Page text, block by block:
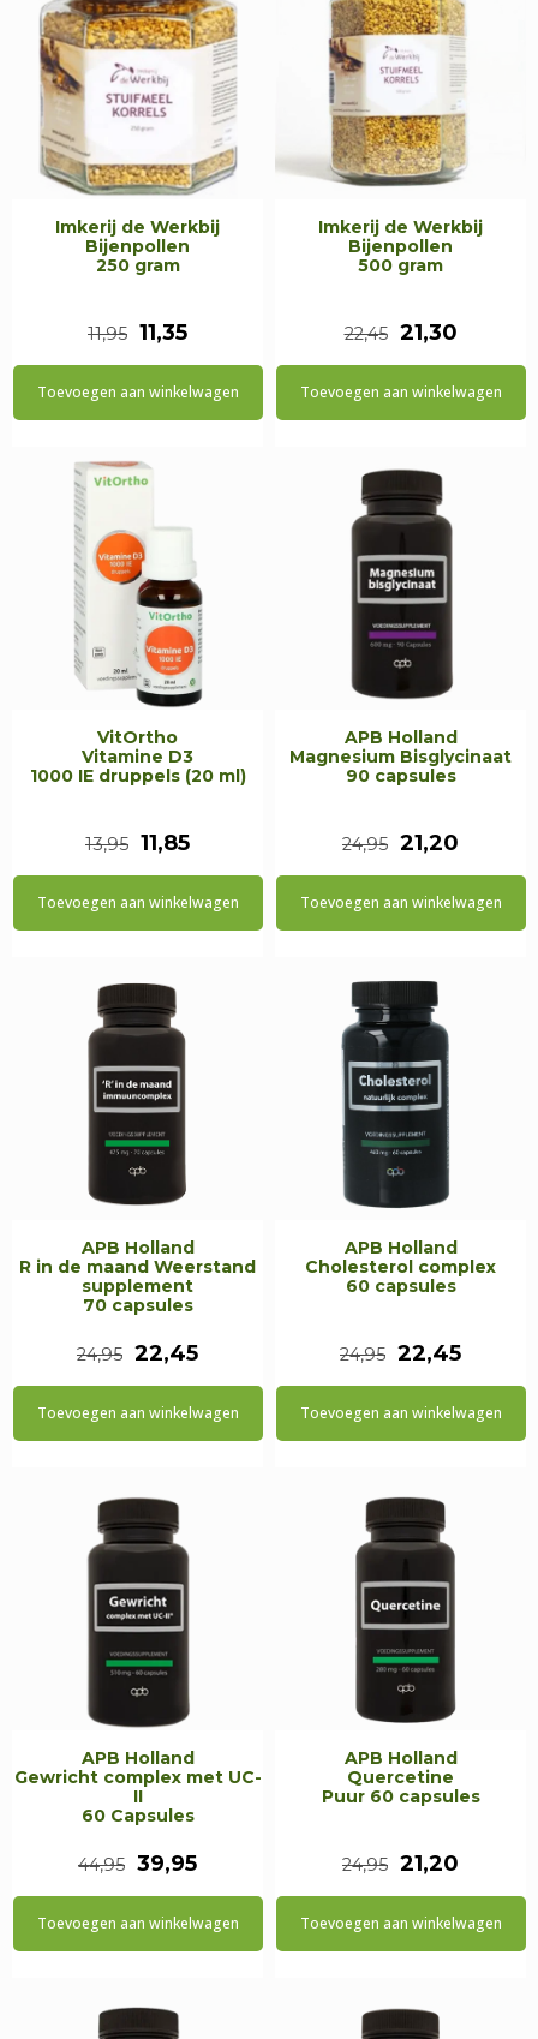
Imkerij de Werkbij
Bijenpollen
250 gram
11,95 Oorspronkelijke
prijs
11,35Huidige
prijs
Toevoegen aan winkelwagen
Imkerij de Werkbij
Bijenpollen
500 gram
22,45
prijs
21,30
prijs
Toevoegen aan winkelwagen
VitOrtho
Vitamine D3
1000 IE druppels (20 ml)
13,95 Oorspronkelijke
prijs
11,85Huidige
prijs
Toevoegen aan winkelwagen
APB Holland
Magnesium Bisglycinaat
90 capsules
24,95
prijs
21,20
prijs
is:
Toevoegen aan winkelwagen
APB Holland
R in de maand Weerstand
supplement
70 capsules
24,95 Oorspronkelijke
prijs
22,45Huidige
prijs
is:
Toevoegen aan winkelwagen
APB Holland
Cholesterol complex
60 capsules
24,95
prijs
22,45
prijs
is:
Toevoegen aan winkelwagen
APB Holland
Gewricht complex met UC-
II
60 Capsules
44,95 Oorspronkelijke
prijs
39,95Huidige
prijs
is:
Toevoegen aan winkelwagen
APB Holland
Quercetine
Puur 60 capsules
24,95
prijs
21,20
prijs
is:
Toevoegen aan winkelwagen